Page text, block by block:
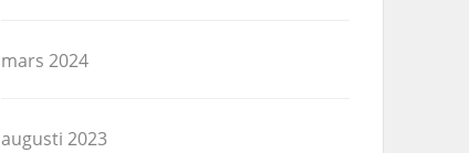
mars 2024
augusti 2023